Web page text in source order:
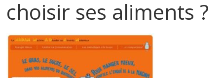
la
famille
choisir ses aliments ?